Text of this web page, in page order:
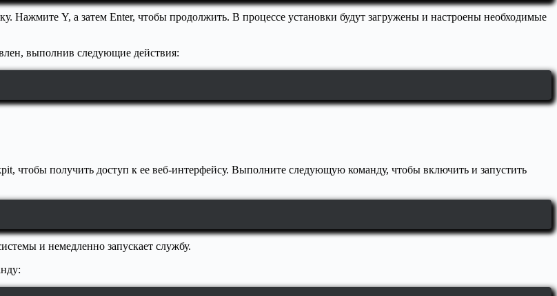
Нажмите Y, а затем Enter, чтобы продолжить. В процессе установки будут загружены и настроены необходимые
выполнив следующие действия:
чтобы получить доступ к ее веб-интерфейсу. Выполните следующую команду, чтобы включить и запустить
и немедленно запускает службу.